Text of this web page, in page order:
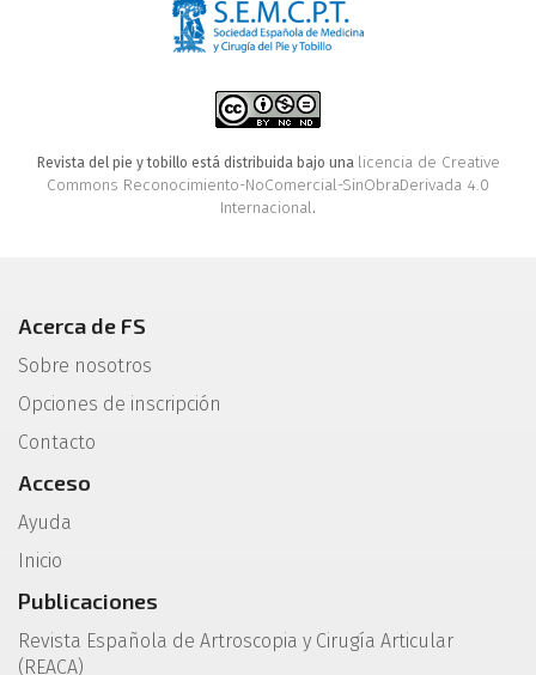
Revista del pie y tobillo está distribuida bajo una licencia de Creative
Commons Reconocimiento-NoComercial-SinObraDerivada 4.0
Internacional.
Acerca de FS
Sobre nosotros
Opciones de inscripción
Contacto
Acceso
Ayuda
Inicio
Publicaciones
Revista Española de Artroscopia y Cirugía Articular
(REACA)